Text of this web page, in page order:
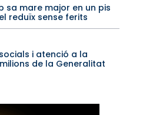
sa mare major en un pis
reduïx sense ferits
i atenció a la
de la Generalitat